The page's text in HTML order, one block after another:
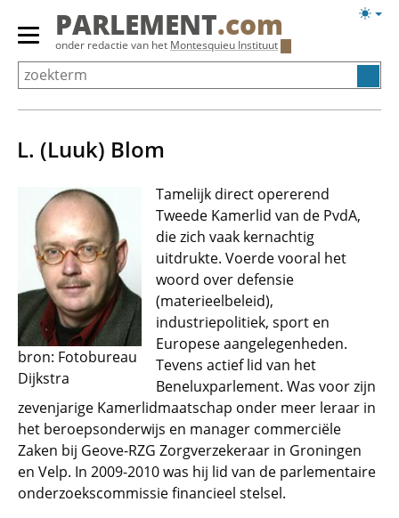
Overslaan
Primair
menu
tonen/verbergen
PARLEMENT.com
onder redactie van het Montesquieu Instituut
L. (Luuk) Blom
bron: Fotobureau
Dijkstra
Tamelijk direct opererend
Tweede Kamerlid van de PvdA,
die zich vaak kernachtig
uitdrukte. Voerde vooral het
woord over defensie
(materieelbeleid),
industriepolitiek, sport en
Europese aangelegenheden.
Tevens actief lid van het
Beneluxparlement. Was voor zijn
zevenjarige Kamerlidmaatschap onder meer leraar in
het beroepsonderwijs en manager commerciële
Zaken bij Geove-RZG Zorgverzekeraar in Groningen
en Velp. In 2009-2010 was hij lid van de parlementaire
onderzoekscommissie financieel stelsel.